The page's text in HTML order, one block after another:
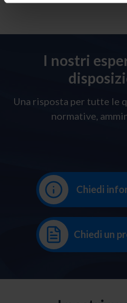
I nostri
Una risposta per tutte le
normative,
Chiedi
Chiedi un